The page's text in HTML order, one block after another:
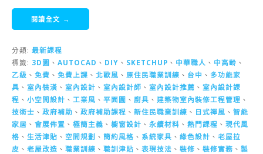
閱讀全文 →
分類: 最新課程
標籤: 3D圖 、 AUTOCAD 、 DIY 、 SKETCHUP 、 中華職人 、 中高齡 、
乙級 、 免費 、 免費上課 、 北歐風 、 原住民職業訓練 、 台中 、 多功能家
具 、 室內裝潢 、 室內設計 、 室內設計師 、 室內設計推薦 、 室內設計課
程 、 小空間設計 、 工業風 、 平面圖 、 廚具 、 建築物室內裝修工程管理 、
技術士 、 政府補助 、 政府補助課程 、 新住民職業訓練 、 日式禪風 、 智能
家居 、 會展佈置 、 極簡主義 、 櫥窗設計 、 永續材料 、 熱門課程 、 現代風
格 、 生活津貼 、 空間規劃 、 簡約風格 、 系統家具 、 綠色設計 、 老屋拉
皮 、 老屋改造 、 職業訓練 、 職訓津貼 、 表現技法 、 裝修 、 裝修實務 、 製